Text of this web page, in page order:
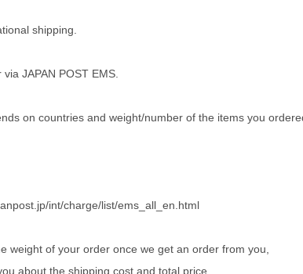
shipping.
JAPAN POST EMS.
on countries and weight/number of the items you
int/charge/list/ems_all_en.html
weight of your order once we get an order from you,
about the shipping cost and total price.